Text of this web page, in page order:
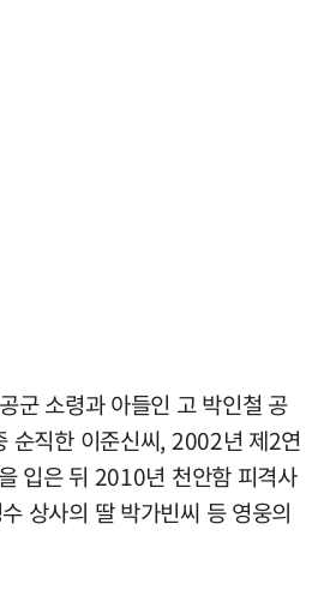
군 소령과 아들인 고 박인철 공
순직한 이준신씨, 2002년 제2연
입은 뒤 2010년 천안함 피격사
상사의 딸 박가빈씨 등 영웅의